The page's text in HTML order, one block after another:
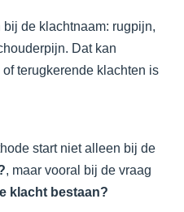
de klachtnaam: rugpijn,
Dat kan
terugkerende klachten is
start niet alleen bij de
, maar vooral bij de vraag
klacht bestaan?